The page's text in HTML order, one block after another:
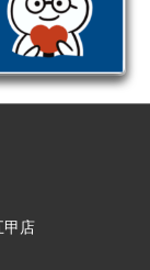
甲店